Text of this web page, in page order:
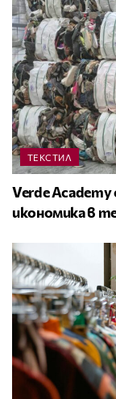
ТЕКСТИЛ
Verde
икономика в